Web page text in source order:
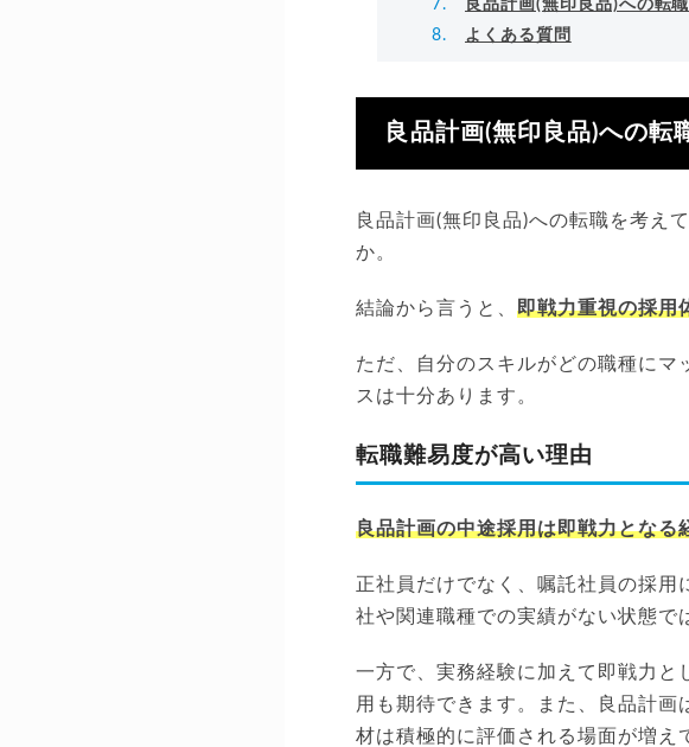
良品計画(無印良品)への転
よくある質問
良品計画(無印良品)への転
良品計画(無印良品)への転職を考え
か。
結論から言うと、即戦力重視の採用
ただ、自分のスキルがどの職種にマ
スは十分あります。
転職難易度が高い理由
良品計画の中途採用は即戦力となる
正社員だけでなく、嘱託社員の採
社や関連職種での実績がない状態で
一方で、実務経験に加えて即戦力と
用も期待できます。また、良品計画
材は積極的に評価される場面が増え